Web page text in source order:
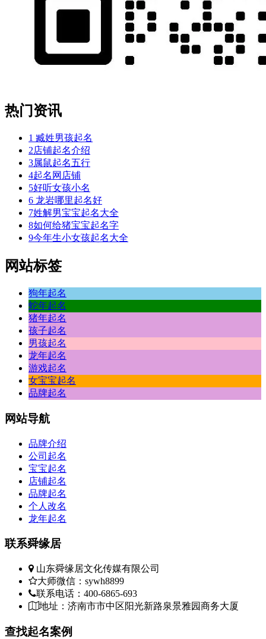
热门资讯
1 臧姓男孩起名
2店铺起名介绍
3属鼠起名五行
4起名网店铺
5好听女孩小名
6 龙岩哪里起名好
7姓解男宝宝起名大全
8如何给猪宝宝起名字
9今年生小女孩起名大全
网站标签
狗年起名
蛇年起名
猪年起名
孩子起名
男孩起名
龙年起名
游戏起名
女宝宝起名
品牌起名
网站导航
品牌介绍
公司起名
宝宝起名
店铺起名
品牌起名
个人改名
龙年起名
联系舜缘居
山东舜缘居文化传媒有限公司
大师微信：sywh8899
联系电话：400-6865-693
地址：济南市市中区阳光新路泉景雅园商务大厦
查找起名案例